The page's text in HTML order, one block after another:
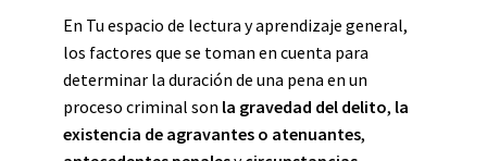
En Tu espacio de lectura y aprendizaje general,
los factores que se toman en cuenta para
determinar la duración de una pena en un
proceso criminal son la gravedad del delito, la
existencia de agravantes o atenuantes,